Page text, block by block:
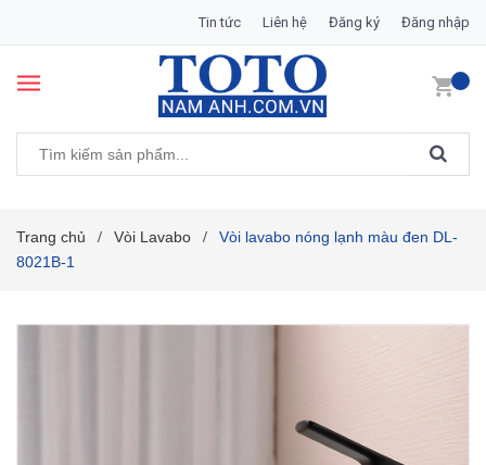
Tin tức Liên hệ Đăng ký Đăng nhập
Trang chủ / Vòi Lavabo /
Vòi lavabo nóng lạnh màu đen DL-
8021B-1